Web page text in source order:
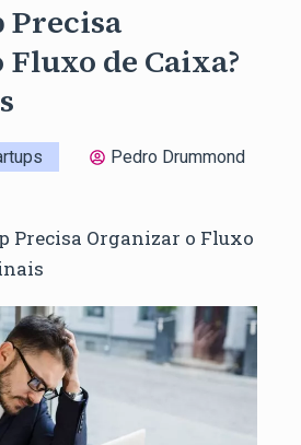
Precisa
de Caixa?
Pedro Drummond
Precisa Organizar o Fluxo